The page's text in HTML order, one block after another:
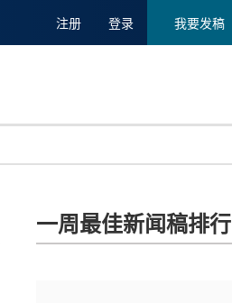
注册 登录 我要发稿
碳中和
娱乐时尚与艺术
新加坡
一周最佳新闻稿排行